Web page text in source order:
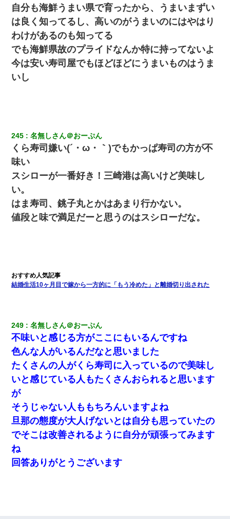
自分も海鮮うまい県で育ったから、うまいまずい
は良く知ってるし、高いのがうまいのにはやはり
わけがあるのも知ってる
でも海鮮県故のプライドなんか特に持ってないよ
今は安い寿司屋でもほどほどにうまいものはうま
いし
245 名無しさん＠おーぷん
くら寿司嫌い(´・ω・｀)でもかっぱ寿司の方が不
味い
スシローが一番好き！三崎港は高いけど美味し
い。
はま寿司、銚子丸とかはあまり行かない。
値段と味で満足だーと思うのはスシローだな。
結婚生活10ヶ月目で嫁から一方的に「もう冷めた」と離婚切り出された
249 名無しさん＠おーぷん
不味いと感じる方がここにもいるんですね
色んな人がいるんだなと思いました
たくさんの人がくら寿司に入っているので美味し
いと感じている人もたくさんおられると思います
が
そうじゃない人ももちろんいますよね
旦那の態度が大人げないとは自分も思っていたの
でそこは改善されるように自分が頑張ってみます
ね
回答ありがとうございます